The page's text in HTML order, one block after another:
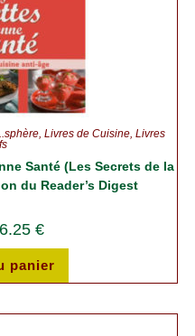
, Livres de Cuisine, Livres
Santé (Les Secrets de la
du Reader’s Digest
€
panier